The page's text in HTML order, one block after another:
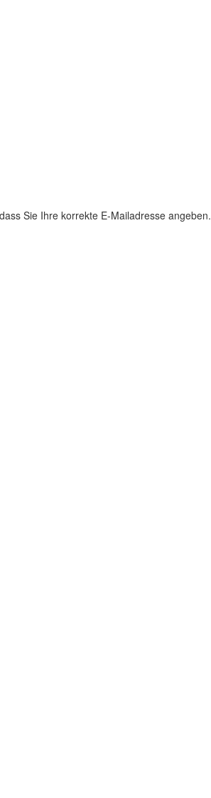
Sie Ihre korrekte E-Mailadresse angeben.